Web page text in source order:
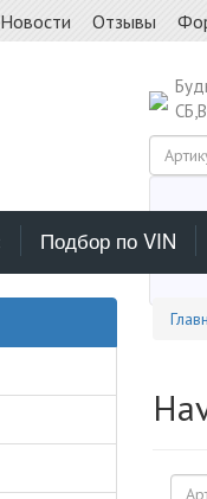
Новости Отзывы
Подбор по VIN